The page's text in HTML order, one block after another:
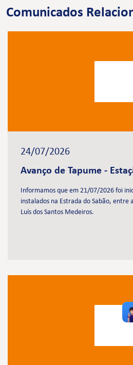
Comunicados
24/07/2026
Avanço de Tapume -
Informamos que em 21/07/2026 foi
instalados na Estrada do Sabão, entre
Luís dos Santos Medeiros.